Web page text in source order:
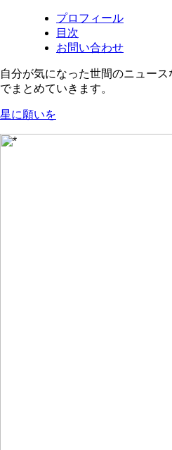
プロフィール
目次
お問い合わせ
自分が気になった世間のニュー
でまとめていきます。
星に願いを